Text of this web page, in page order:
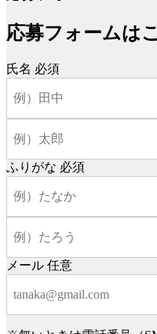
応募フォームは
氏名 必須
ふりがな 必須
メール 任意